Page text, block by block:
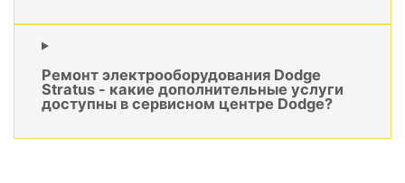
Ремонт электрооборудования Dodge
Stratus - какие дополнительные услуги
доступны в сервисном центре Dodge?